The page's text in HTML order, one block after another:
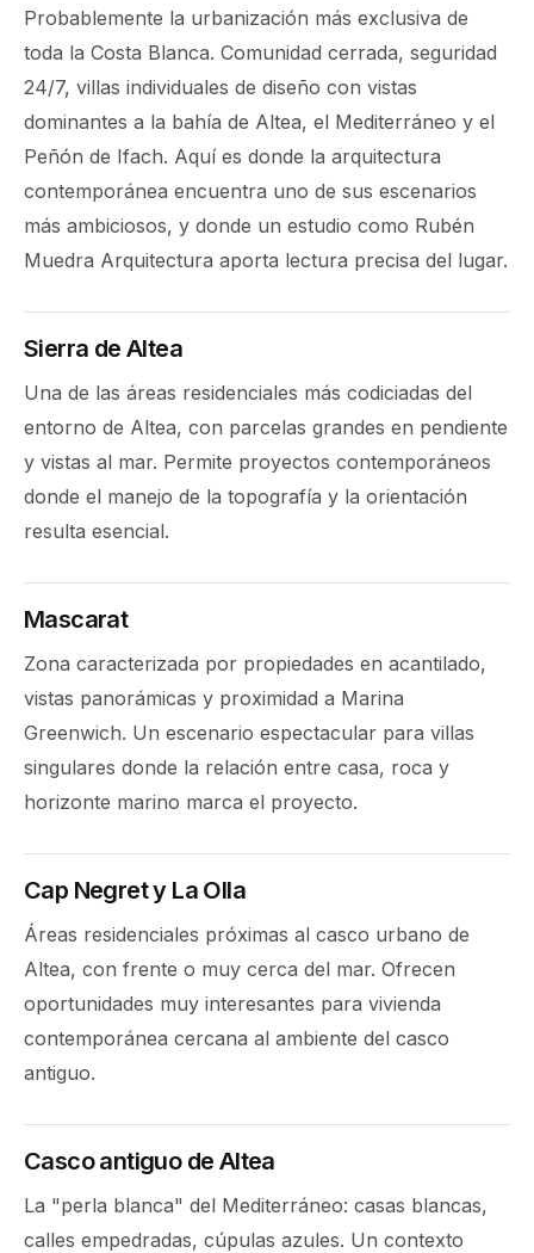
Probablemente la urbanización más exclusiva de
toda la Costa Blanca. Comunidad cerrada, seguridad
24/7, villas individuales de diseño con vistas
dominantes a la bahía de Altea, el Mediterráneo y el
Peñón de Ifach. Aquí es donde la arquitectura
contemporánea encuentra uno de sus escenarios
más ambiciosos, y donde un estudio como Rubén
Muedra Arquitectura aporta lectura precisa del lugar.
Sierra de Altea
Una de las áreas residenciales más codiciadas del
entorno de Altea, con parcelas grandes en pendiente
y vistas al mar. Permite proyectos contemporáneos
donde el manejo de la topografía y la orientación
resulta esencial.
Mascarat
Zona caracterizada por propiedades en acantilado,
vistas panorámicas y proximidad a Marina
Greenwich. Un escenario espectacular para villas
singulares donde la relación entre casa, roca y
horizonte marino marca el proyecto.
Cap Negret y La Olla
Áreas residenciales próximas al casco urbano de
Altea, con frente o muy cerca del mar. Ofrecen
oportunidades muy interesantes para vivienda
contemporánea cercana al ambiente del casco
antiguo.
Casco antiguo de Altea
La "perla blanca" del Mediterráneo: casas blancas,
calles empedradas, cúpulas azules. Un contexto